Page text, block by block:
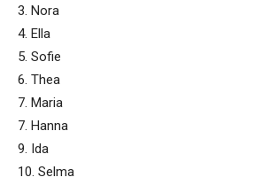
3. Nora
4. Ella
5. Sofie
6. Thea
7. Maria
7. Hanna
9. Ida
10. Selma